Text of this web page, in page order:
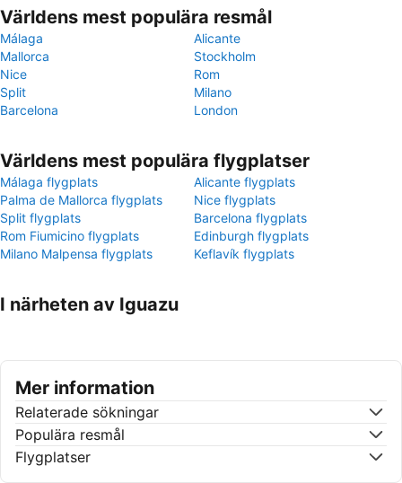
Världens mest populära resmål
Málaga
Alicante
Mallorca
Stockholm
Nice
Rom
Split
Milano
Barcelona
London
Världens mest populära flygplatser
Málaga flygplats
Alicante flygplats
Palma de Mallorca flygplats
Nice flygplats
Split flygplats
Barcelona flygplats
Rom Fiumicino flygplats
Edinburgh flygplats
Milano Malpensa flygplats
Keflavík flygplats
I närheten av Iguazu
Mer information
Relaterade sökningar
Populära resmål
Flygplatser